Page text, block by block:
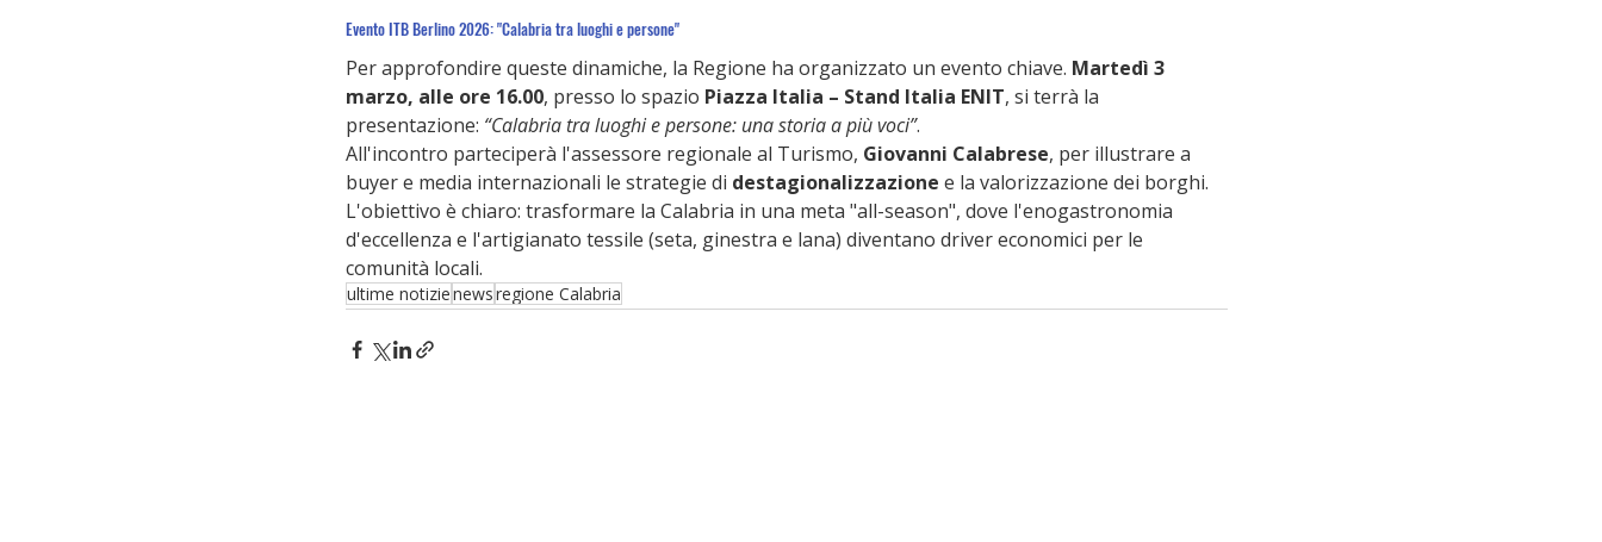
Evento ITB Berlino 2026: "Calabria tra luoghi e persone"
Per approfondire queste dinamiche, la Regione ha organizzato un evento chiave. Martedì 3
marzo, alle ore 16.00, presso lo spazio Piazza Italia – Stand Italia ENIT, si terrà la
presentazione: “Calabria tra luoghi e persone: una storia a più voci”.
All'incontro parteciperà l'assessore regionale al Turismo, Giovanni Calabrese, per illustrare a
buyer e media internazionali le strategie di destagionalizzazione e la valorizzazione dei borghi.
L'obiettivo è chiaro: trasformare la Calabria in una meta "all-season", dove l'enogastronomia
d'eccellenza e l'artigianato tessile (seta, ginestra e lana) diventano driver economici per le
comunità locali.
ultime notizienewsregione Calabria